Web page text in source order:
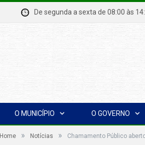
De segunda a sexta de 08:00
O MUNICÍPIO O GOVERNO
Home » Notícias » Chamamento Público